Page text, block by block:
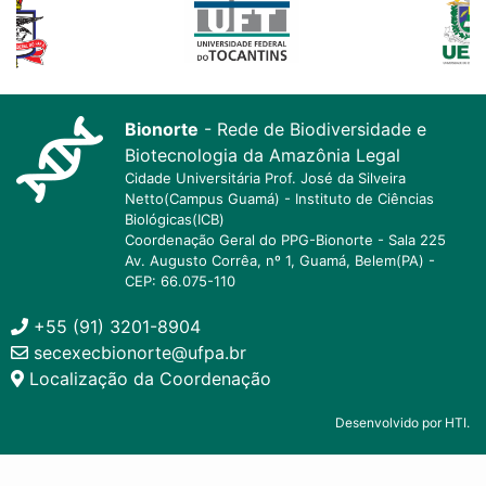
Bionorte - Rede de Biodiversidade e
Biotecnologia da Amazônia Legal
Cidade Universitária Prof. José da Silveira
Netto(Campus Guamá) - Instituto de Ciências
Biológicas(ICB)
Coordenação Geral do PPG-Bionorte - Sala 225
Av. Augusto Corrêa, nº 1, Guamá, Belem(PA) -
CEP: 66.075-110
+55 (91) 3201-8904
secexecbionorte@ufpa.br
Localização da Coordenação
Desenvolvido por HTI.